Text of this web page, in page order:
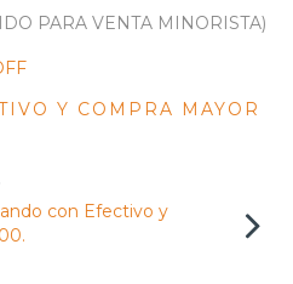
Y COMPRA MAYOR
con Efectivo y